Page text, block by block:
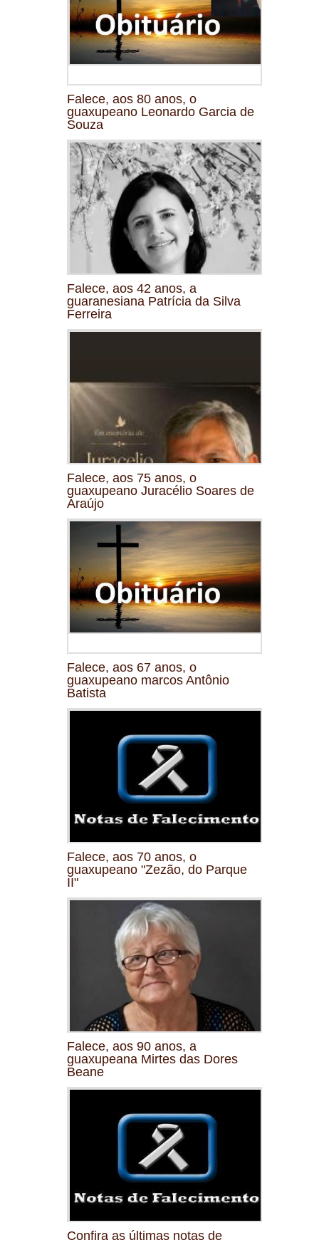
Falece, aos 80 anos, o
guaxupeano Leonardo Garcia de
Souza
Falece, aos 42 anos, a
guaranesiana Patrícia da Silva
Ferreira
Falece, aos 75 anos, o
guaxupeano Juracélio Soares de
Araújo
Falece, aos 67 anos, o
guaxupeano marcos Antônio
Batista
Falece, aos 70 anos, o
guaxupeano "Zezão, do Parque
II"
Falece, aos 90 anos, a
guaxupeana Mirtes das Dores
Beane
Confira as últimas notas de